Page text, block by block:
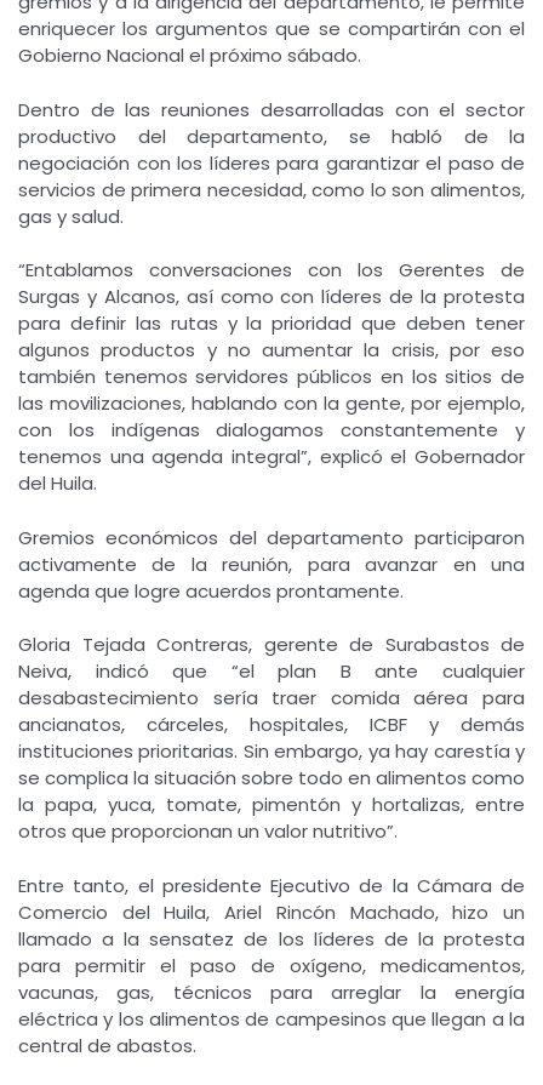
enriquecer los argumentos que se compartirán con el
Gobierno Nacional el próximo sábado.
Dentro de las reuniones desarrolladas con el sector
productivo del departamento, se habló de la
negociación con los líderes para garantizar el paso de
servicios de primera necesidad, como lo son alimentos,
gas y salud.
“Entablamos conversaciones con los Gerentes de
Surgas y Alcanos, así como con líderes de la protesta
para definir las rutas y la prioridad que deben tener
algunos productos y no aumentar la crisis, por eso
también tenemos servidores públicos en los sitios de
las movilizaciones, hablando con la gente, por ejemplo,
con los indígenas dialogamos constantemente y
tenemos una agenda integral”, explicó el Gobernador
del Huila.
Gremios económicos del departamento participaron
activamente de la reunión, para avanzar en una
agenda que logre acuerdos prontamente.
Gloria Tejada Contreras, gerente de Surabastos de
Neiva, indicó que “el plan B ante cualquier
desabastecimiento sería traer comida aérea para
ancianatos, cárceles, hospitales, ICBF y demás
instituciones prioritarias. Sin embargo, ya hay carestía y
se complica la situación sobre todo en alimentos como
la papa, yuca, tomate, pimentón y hortalizas, entre
otros que proporcionan un valor nutritivo”.
Entre tanto, el presidente Ejecutivo de la Cámara de
Comercio del Huila, Ariel Rincón Machado, hizo un
llamado a la sensatez de los líderes de la protesta
para permitir el paso de oxígeno, medicamentos,
vacunas, gas, técnicos para arreglar la energía
eléctrica y los alimentos de campesinos que llegan a la
central de abastos.